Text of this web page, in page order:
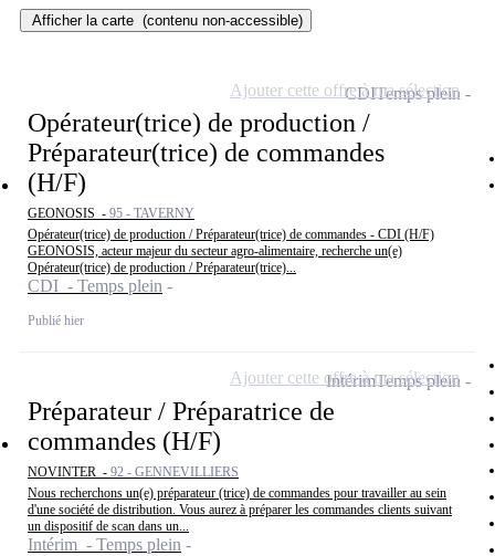
Afficher la carte (contenu non-accessible)
Opérateur(trice) de production /
Préparateur(trice) de commandes
(H/F)
GEONOSIS - 95 - TAVERNY
Opérateur(trice) de production / Préparateur(trice) de commandes - CDI (H/F)
GEONOSIS, acteur majeur du secteur agro-alimentaire, recherche un(e)
Opérateur(trice) de production / Préparateur(trice)...
CDI - Temps plein
Publié hier
CDITemps plein
Ajouter cette offre à ma sélection
Préparateur / Préparatrice de
commandes (H/F)
NOVINTER - 92 - GENNEVILLIERS
Nous recherchons un(e) préparateur (trice) de commandes pour travailler au sein
d'une société de distribution. Vous aurez à préparer les commandes clients suivant
un dispositif de scan dans un...
Intérim - Temps plein
IntérimTemps plein
Ajouter cette offre à ma sélection